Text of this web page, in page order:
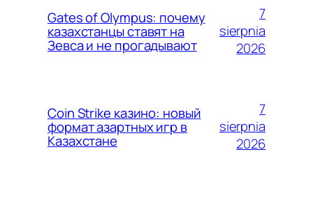
Gates of Olympus: почему
казахстанцы ставят на
Зевса и не прогадывают
7
sierpnia
2026
Coin Strike казино: новый
формат азартных игр в
Казахстане
7
sierpnia
2026